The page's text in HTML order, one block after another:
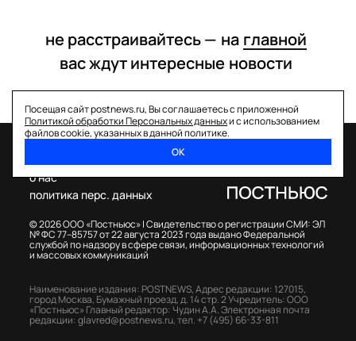
не расстраивайтесь — на главной
вас ждут интересные новости
Посещая сайт postnews.ru, Вы соглашаетесь с приложенной
Политикой обработки Персональных данныхи с использованием
файлов cookie, указанных в данной политике.
ОК
© 2026 ООО «Постньюс» |Свидетельство о регистрации СМИ: ЭЛ
№ ФС 77–85757 от 22 августа 2023 года выдано Федеральной
службой по надзору в сфере связи, информационных технологий
и массовых коммуникаций
о нас
политика перс. данных
Наименование издания: POSTNEWS,Адрес редакции: 127015,
город Москва, Бумажный проезд, д. 14 стр. 2Учредитель: ООО
«Постньюс» Главный редактор: Чудин А.А.Электронная почта
редакции:glavred@postnews.ru,тел. +7 (495) 66-33-811